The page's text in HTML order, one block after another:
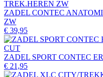
ZADEL CONTEC
ZW
€ 39,95
ZADEL SPORT CONTEC
€ 21,95